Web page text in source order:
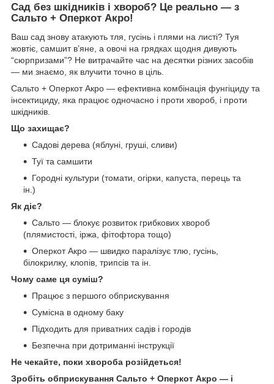
Сад без шкідників і хвороб? Це реально — з
Сальто + Оперкот Акро!
Ваш сад знову атакують тля, гусінь і плями на листі? Туя
жовтіє, самшит в’яне, а овочі на грядках щодня дивують
“сюрпризами”? Не витрачайте час на десятки різних засобів
— ми знаємо, як влучити точно в ціль.
Сальто + Оперкот Акро — ефективна комбінація фунгіциду та
інсектициду, яка працює одночасно і проти хвороб, і проти
шкідників.
Що захищає?
Садові дерева (яблуні, груші, сливи)
Туї та самшити
Городні культури (томати, огірки, капуста, перець та
ін.)
Як діє?
Сальто — блокує розвиток грибкових хвороб
(плямистості, іржа, фітофтора тощо)
Оперкот Акро — швидко паралізує тлю, гусінь,
білокрилку, клопів, трипсів та ін.
Чому саме ця суміш?
Працює з першого обприскування
Сумісна в одному баку
Підходить для приватних садів і городів
Безпечна при дотриманні інструкції
Не чекайте, поки хвороба розійдеться!
Зробіть обприскування Сальто + Оперкот Акро — і